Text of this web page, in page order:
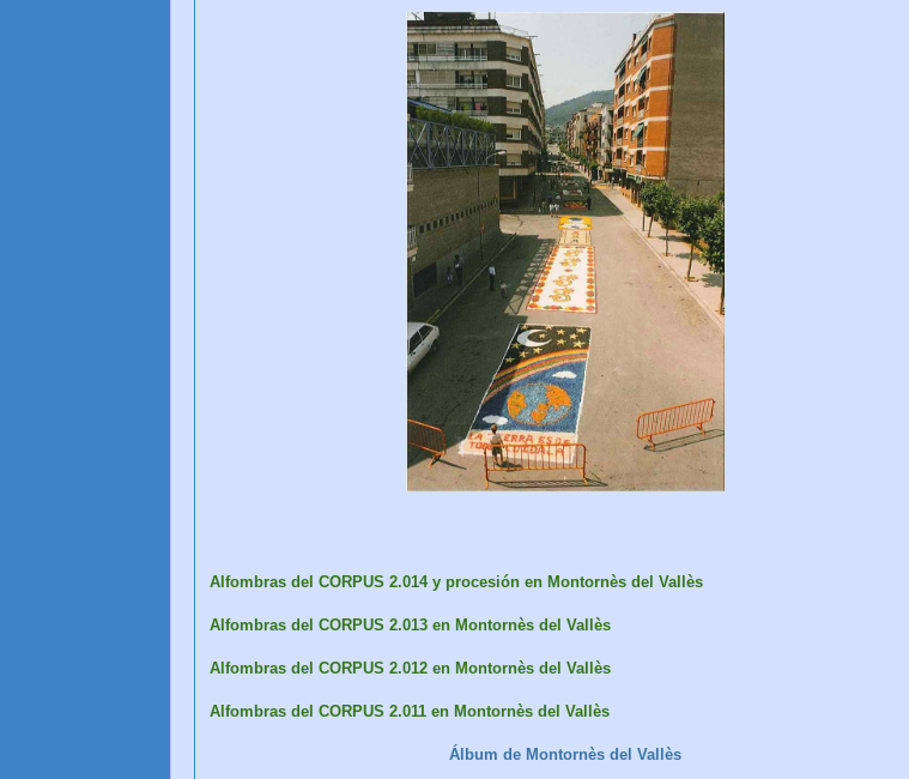
Alfombras del CORPUS 2.014 y procesión en Montornès del Vallès
Alfombras del CORPUS 2.013 en Montornès del Vallès
Alfombras del CORPUS 2.012 en Montornès del Vallès
Alfombras del CORPUS 2.011 en Montornès del Vallès
Álbum de Montornès del Vallès